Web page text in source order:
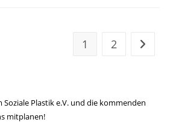
1 2 Zur
Soziale Plastik e.V. und die kommenden
mitplanen!